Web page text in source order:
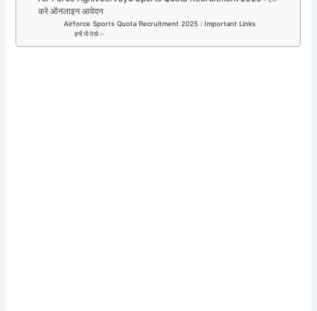
करे ऑनलाइन आवेदन
Airforce Sports Quota Recruitment 2025 : Important Links
इन्हें भी देखे :-